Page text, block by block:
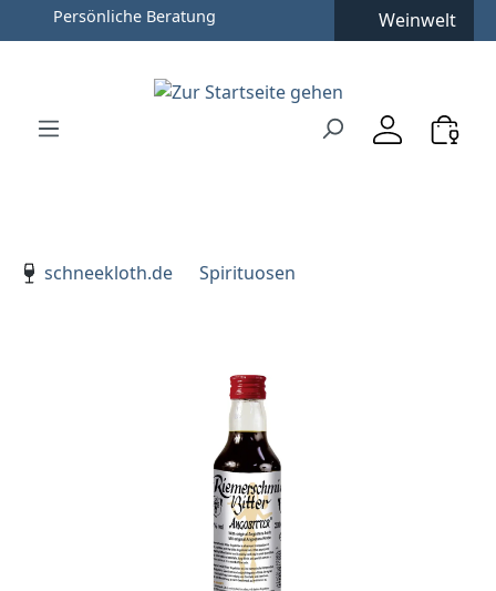
Zum Hauptinhalt springen
Zur Hauptnavigation springen
Persönliche Beratung Weinwelt
schneekloth.de
Spirituosen
Bildergalerie überspringen